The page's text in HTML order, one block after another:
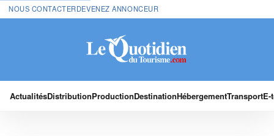
NOUS CONTACTERDEVENEZ ANNONCEUR
ActualitésDistributionProductionDestinationHébergementTransport